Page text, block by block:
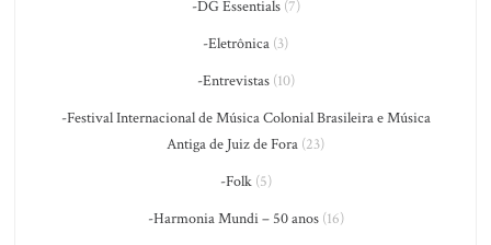
-DG Essentials(7)
-Eletrônica (3)
-Entrevistas(10)
-Festival Internacional de Música Colonial Brasileira e Música
Antiga de Juiz de Fora (23)
-Folk(5)
-Harmonia Mundi – 50 anos(16)